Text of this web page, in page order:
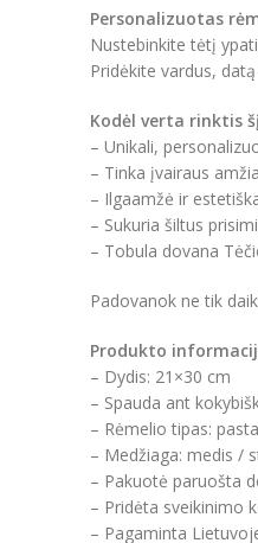
Personalizuotas
Nustebinkite tėtį
Pridėkite vardus,
Kodėl verta rinktis
– Unikali,
– Tinka įvairaus
– Ilgaamžė ir
– Sukuria šiltus
– Tobula dovana
Padovanok ne tik
Produkto
– Dydis: 21×30 cm
– Spauda ant
– Rėmelio tipas:
– Medžiaga: medis /
– Pakuotė paruošta
– Pridėta sveikinimo
– Pagaminta